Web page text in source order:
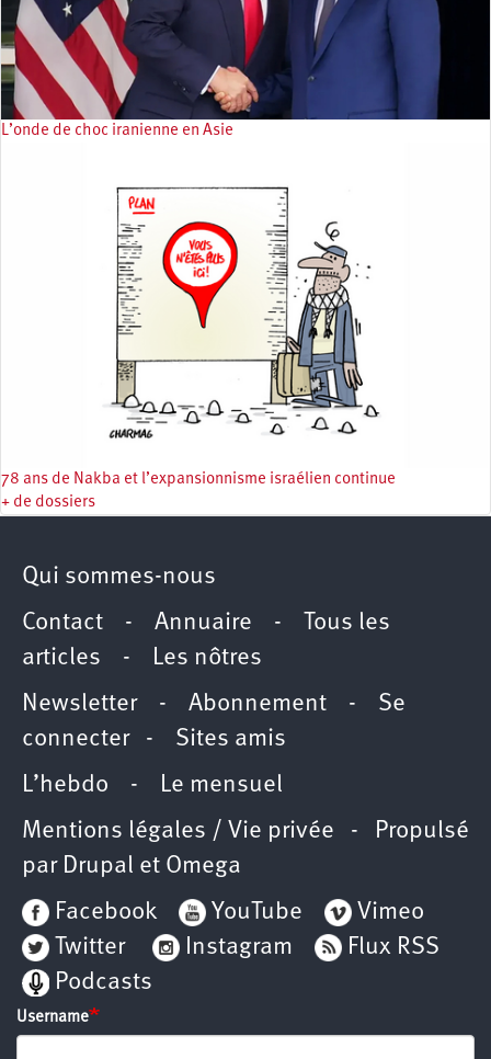
L’onde de choc iranienne en Asie
78 ans de Nakba et l’expansionnisme israélien continue
+ de dossiers
Qui sommes-nous
Contact - Annuaire -
Tous les
articles - Les nôtres
Newsletter- Abonnement - Se
connecter- Sites amis
L’hebdo - Le mensuel
Mentions légales / Vie privée - Propulsé
par Drupal et Omega
Facebook
YouTube
Vimeo
Twitter
Instagram
Flux RSS
Podcasts
Username